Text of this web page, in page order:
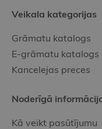
Veikala kategorijas
Grāmatu katalogs
E-grāmatu katalogs
Kancelejas preces
Noderīgā
Kā veikt pasūtījumu